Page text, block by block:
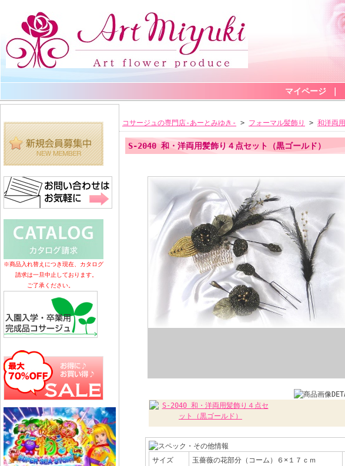
マイページ
※商品入れ替えにつき現在、カタログ
請求は一旦中止しております。
ご了承ください。
コサージュの専門店-あーとみゆき- > フォーマル髪飾り > 和洋両用
S-2040 和・洋両用髪飾り４点セット（黒ゴールド）
サイズ
玉薔薇の花部分（コーム）６×１７ｃｍ